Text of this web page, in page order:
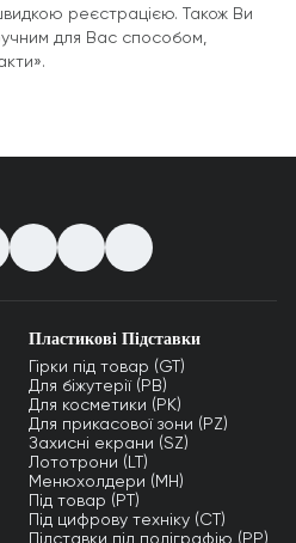
реєстрацією. Також Ви
для Вас способом,
Пластикові Підставки
Гірки під товар (GT)
Для біжутерії (PB)
Для косметики (PK)
Для прикасової зони (PZ)
Захисні екрани (SZ)
Лототрони (LT)
Менюхолдери (MH)
Під товар (PT)
Під цифрову техніку (CT)
Підставки під поліграфію (PP)